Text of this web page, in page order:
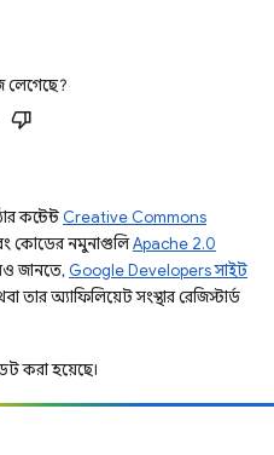
লেগেছে?
কন্টেন্ট Creative Commons
কোডের নমুনাগুলিApache 2.0
জানতে, Google Developers সাইট
অ্যাফিলিয়েট সংস্থার রেজিস্টার্ড
করা হয়েছে।